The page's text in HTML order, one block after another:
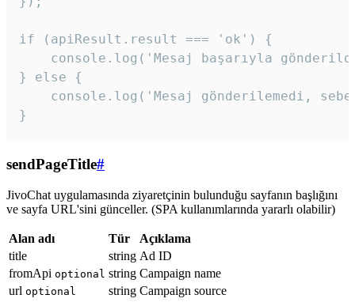
if (apiResult.result === 'ok') {
console.log('Mesaj başarıyla
} else {
console.log('Mesaj gönderilemedi,
}
sendPageTitle#
JivoChat uygulamasında ziyaretçinin bulunduğu sayfanın başlığını
ve sayfa URL'sini günceller. (SPA kullanımlarında yararlı olabilir)
Alan adı Tür
Açıklama
title
string Ad ID
fromApi optional string Campaign name
url optional string Campaign source